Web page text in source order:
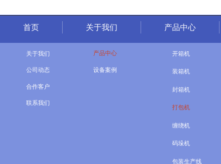
首页 关于我们 产品中心
关于我们
公司动态
合作客户
联系我们
开箱机
装箱机
封箱机
打包机
缠绕机
码垛机
包装生产线
产品中心
设备案例